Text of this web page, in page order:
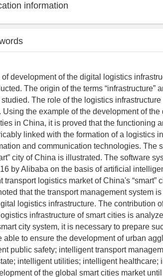
information
development of the digital logistics
The origin of the terms “infrastructure”
studied. The role of the logistics
the example of the development of
in China, it is proved that the functioning
linked with the formation of a logistics
and communication technologies. The
city of China is illustrated. The software
by Alibaba on the basis of artificial
transport logistics market of China's “smart”
that the transport management system
logistics infrastructure. The contribution
infrastructure of smart cities is
city system, it is necessary to prepare
able to ensure the development of urban
public safety; intelligent transport
intelligent utilities; intelligent healthcare;
of the global smart cities market